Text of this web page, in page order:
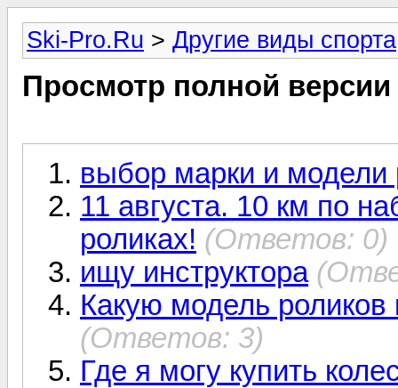
Ski-Pro.Ru > Другие виды спорта
Просмотр полной
выбор марки и модели
11 августа. 10 км по
роликах! (Ответов: 0)
ищу инструктора
Какую модель роликов
(Ответов: 3)
Где я могу купить